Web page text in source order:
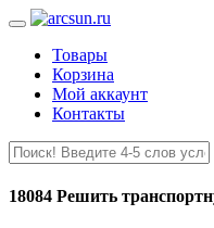
Товары
Корзина
Мой аккаунт
Контакты
18084 Решить